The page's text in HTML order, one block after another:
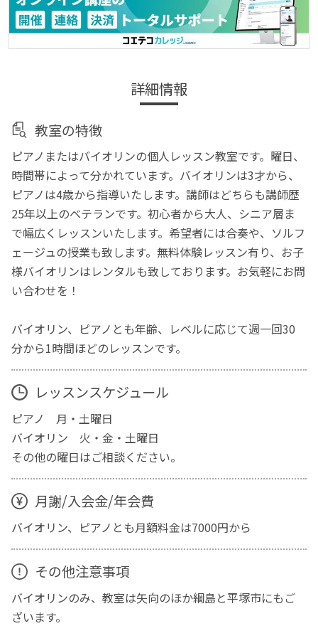
詳細情報
教室の特徴
ピアノまたはバイオリンの個人レッスン教室です。曜日、
時間帯によって分かれています。バイオリンは3才から、
ピアノは4歳から指導いたします。講師はどちらも講師歴
25年以上のベテランです。初心者から大人、シニア層ま
で幅広くレッスンいたします。希望者には合奏や、ソルフ
ェージュの授業も致します。無料体験レッスン有り、お子
様バイオリンはレンタルも致しております。お気軽にお問
い合わせを！
バイオリン、ピアノとも年齢、レベルに応じて週一回30
分から1時間ほどのレッスンです。
レッスンスケジュール
ピアノ 月・土曜日
バイオリン 火・金・土曜日
その他の曜日はご相談ください。
月謝/入会金/年会費
バイオリン、ピアノとも月額料金は7000円から
その他注意事項
バイオリンのみ、教室は矢向のほか綱島と平塚市にもご
ざいます。